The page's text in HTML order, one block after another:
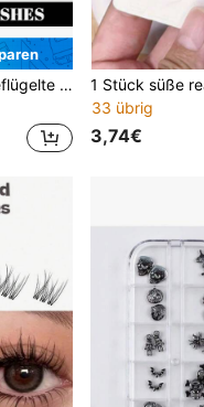
Make-up, Party & Nachtclub-Styling, Augen-Make-up-Accessoire
33 übrig
3,74€